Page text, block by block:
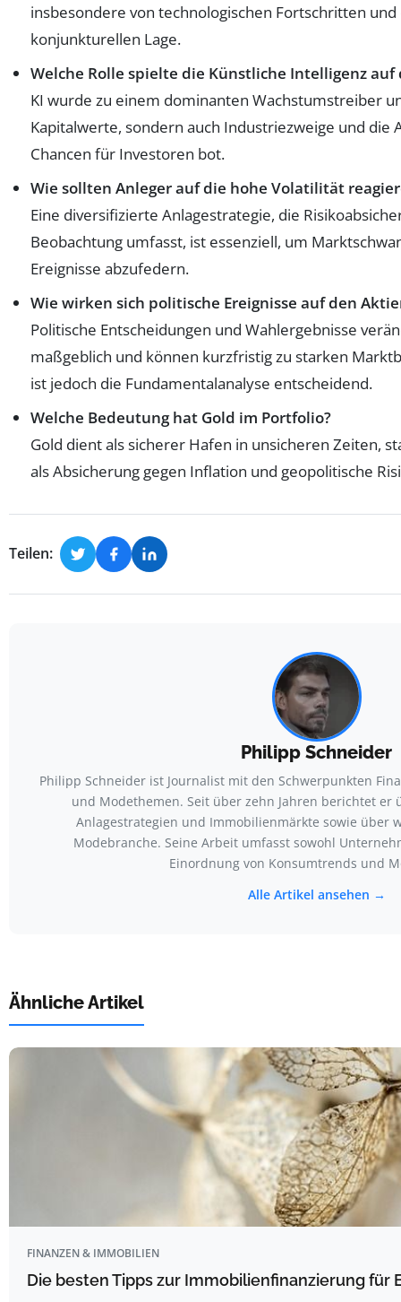
insbesondere von technologischen Fortschritten
konjunkturellen Lage.
Welche Rolle spielte die Künstliche Intelligenz
KI wurde zu einem dominanten Wachstumstreiber
Kapitalwerte, sondern auch Industriezweige und die
Chancen für Investoren bot.
Wie sollten Anleger auf die hohe Volatilität
Eine diversifizierte Anlagestrategie, die
Beobachtung umfasst, ist essenziell, um
Ereignisse abzufedern.
Wie wirken sich politische Ereignisse auf den
Politische Entscheidungen und Wahlergebnisse
maßgeblich und können kurzfristig zu starken
ist jedoch die Fundamentalanalyse entscheidend.
Welche Bedeutung hat Gold im Portfolio?
Gold dient als sicherer Hafen in unsicheren Zeiten,
als Absicherung gegen Inflation und geopolitische
Teilen:
Philipp Schneider
Philipp Schneider ist Journalist mit den Schwerpunkten
und Modethemen. Seit über zehn Jahren berichtet er
Anlagestrategien und Immobilienmärkte sowie über
Modebranche. Seine Arbeit umfasst sowohl
Einordnung von Konsumtrends und
Alle Artikel ansehen →
Ähnliche Artikel
FINANZEN & IMMOBILIEN
Die besten Tipps zur Immobilienfinanzierung für